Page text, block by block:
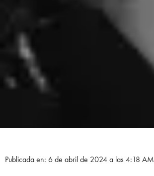
Publicada en: 6 de abril de 2024 a las 4:18 AM